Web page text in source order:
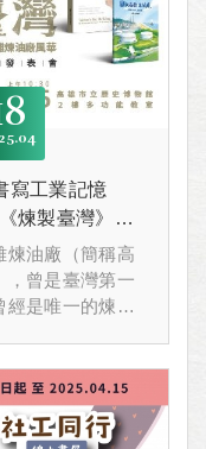
04
寫工業記憶
煉製臺灣》揭
雄煉油廠風
新書發表會
煉油廠（簡稱高
，曾是臺灣第一
經是唯一的煉油
重要高地，2015
廠成為歷史。
日上午10：